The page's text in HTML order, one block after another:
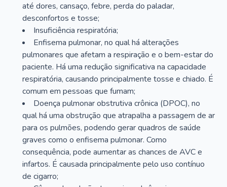
até dores, cansaço, febre, perda do paladar,
desconfortos e tosse;
Insuficiência respiratória;
Enfisema pulmonar, no qual há alterações
pulmonares que afetam a respiração e o bem-estar do
paciente. Há uma redução significativa na capacidade
respiratória, causando principalmente tosse e chiado. É
comum em pessoas que fumam;
Doença pulmonar obstrutiva crônica (DPOC), no
qual há uma obstrução que atrapalha a passagem de ar
para os pulmões, podendo gerar quadros de saúde
graves como o enfisema pulmonar. Como
consequência, pode aumentar as chances de AVC e
infartos. É causada principalmente pelo uso contínuo
de cigarro;